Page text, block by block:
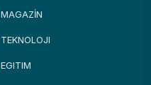
MAGAZİN
TEKNOLOJI
EGITIM